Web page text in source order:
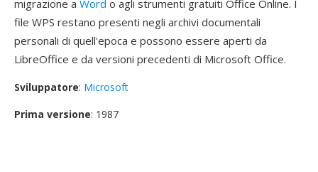
migrazione a Word o agli strumenti gratuiti Office Online. I
file WPS restano presenti negli archivi documentali
personali di quell'epoca e possono essere aperti da
LibreOffice e da versioni precedenti di Microsoft Office.
Sviluppatore: Microsoft
Prima versione: 1987